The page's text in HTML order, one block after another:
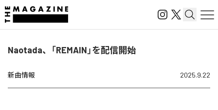
Naotada、「REMAIN」を配信開始
新曲情報 2025.9.22